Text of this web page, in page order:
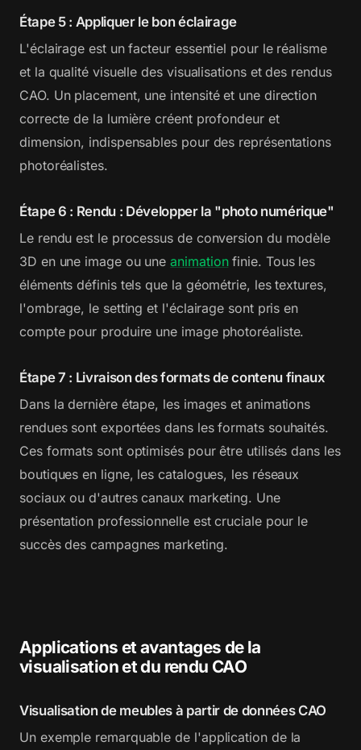
Étape 5 : Appliquer le bon éclairage
L'éclairage est un facteur essentiel pour le réalisme
et la qualité visuelle des visualisations et des rendus
CAO. Un placement, une intensité et une direction
correcte de la lumière créent profondeur et
dimension, indispensables pour des représentations
photoréalistes.
Étape 6 : Rendu : Développer la "photo numérique"
Le rendu est le processus de conversion du modèle
3D en une image ou uneanimationfinie. Tous les
éléments définis tels que la géométrie, les textures,
l'ombrage, le setting et l'éclairage sont pris en
compte pour produire une image photoréaliste.
Étape 7 : Livraison des formats de contenu finaux
Dans la dernière étape, les images et animations
rendues sont exportées dans les formats souhaités.
Ces formats sont optimisés pour être utilisés dans les
boutiques en ligne, les catalogues, les réseaux
sociaux ou d'autres canaux marketing. Une
présentation professionnelle est cruciale pour le
succès des campagnes marketing.
Applications et avantages de la
visualisation et du rendu CAO
Visualisation de meubles à partir de données CAO
Un exemple remarquable de l'application de la